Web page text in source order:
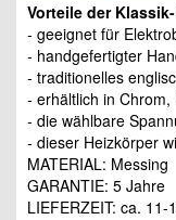
Vorteile der
- geeignet für
- handgefertigter
- traditionelles
- erhältlich in
- die wählbare
- dieser Heizkörper
MATERIAL: Messing
GARANTIE: 5 Jahre
LIEFERZEIT: ca. 11-